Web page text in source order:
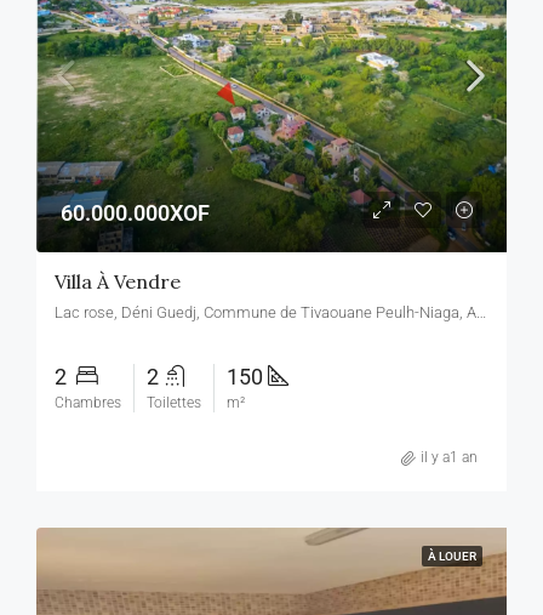
60.000.000XOF
Villa À Vendre
Lac rose, Déni Guedj, Commune de Tivaouane Peulh-Niaga, Arrondissement de Bambylor, Département de Rufisque, Région de Dakar, Sénégal, Lac rose, Déni Guedj, Commune de Tivaouane Peulh-Niaga, Arrondissement de Bambylor, Département de Rufisque, Région de Dakar, Sénégal
2
Chambres
2
Toilettes
150
m²
il y a1 an
À LOUER